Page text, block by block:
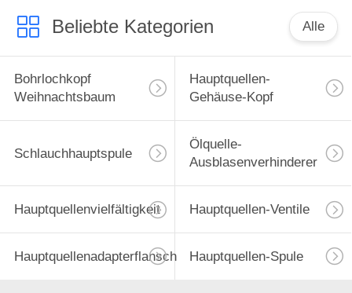
Beliebte Kategorien Alle
Bohrlochkopf
Weihnachtsbaum
Hauptquellen-
Gehäuse-Kopf
Schlauchhauptspule
Ölquelle-
Ausblasenverhinderer
Hauptquellenvielfältigkeit Hauptquellen-Ventile
Hauptquellenadapterflansch Hauptquellen-Spule